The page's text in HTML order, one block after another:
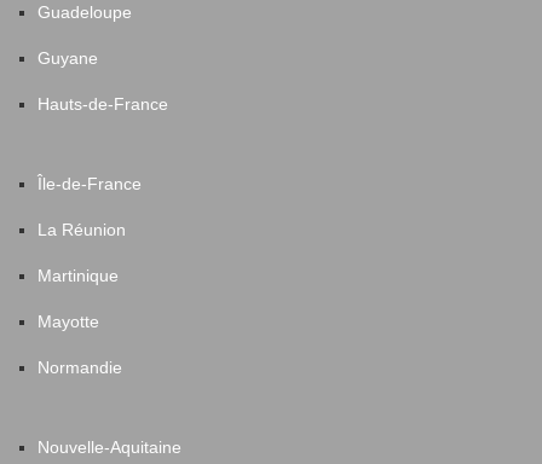
Guadeloupe
Guyane
Hauts-de-France
Île-de-France
La Réunion
Martinique
Mayotte
Normandie
Nouvelle-Aquitaine